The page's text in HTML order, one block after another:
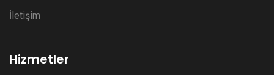
İletişim
Hizmetler